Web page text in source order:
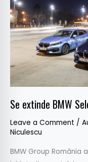
Se extinde BMW
Leave a Comment /
Niculescu
BMW Group România
și
„The
1
Goes
City
Break”